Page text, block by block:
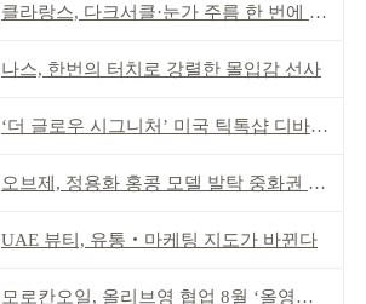
클라랑스, 다크서클·눈가 주름 한 번에 더블 케어
나스, 한번의 터치로 강렬한 몰입감 선사
‘더 글로우 시그니처’ 미국 틱톡샵 디바이스 부문 1위
오브제, 정용화 홍콩 모델 발탁 중화권 공략 강화
UAE 뷰티, 유통‧마케팅 지도가 바뀐다
모로칸오일, 올리브영 협업 8월 ‘올영픽’ 선정